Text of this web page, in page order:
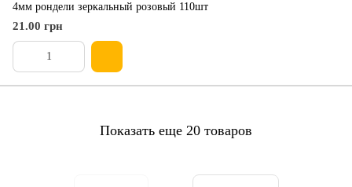
4мм рондели зеркальный розовый 110шт
21.00 грн
Показать еще 20 товаров